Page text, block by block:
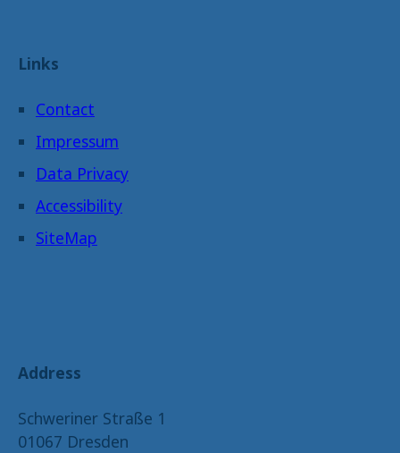
Links
Contact
Impressum
Data Privacy
Accessibility
SiteMap
Address
Schweriner Straße 1
01067 Dresden